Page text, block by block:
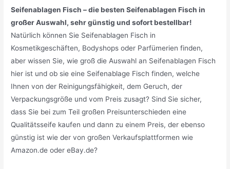
Seifenablagen Fisch – die besten Seifenablagen Fisch in
großer Auswahl, sehr günstig und sofort bestellbar!
Natürlich können Sie Seifenablagen Fisch in
Kosmetikgeschäften, Bodyshops oder Parfümerien finden,
aber wissen Sie, wie groß die Auswahl an Seifenablagen Fisch
hier ist und ob sie eine Seifenablage Fisch finden, welche
Ihnen von der Reinigungsfähigkeit, dem Geruch, der
Verpackungsgröße und vom Preis zusagt? Sind Sie sicher,
dass Sie bei zum Teil großen Preisunterschieden eine
Qualitätsseife kaufen und dann zu einem Preis, der ebenso
günstig ist wie der von großen Verkaufsplattformen wie
Amazon.de oder eBay.de?